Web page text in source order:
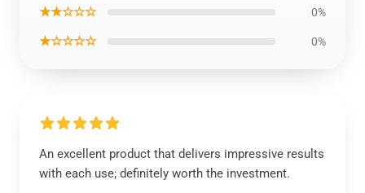
★★☆☆☆ 0%
★☆☆☆☆ 0%
An excellent product that delivers impressive results
with each use; definitely worth the investment.